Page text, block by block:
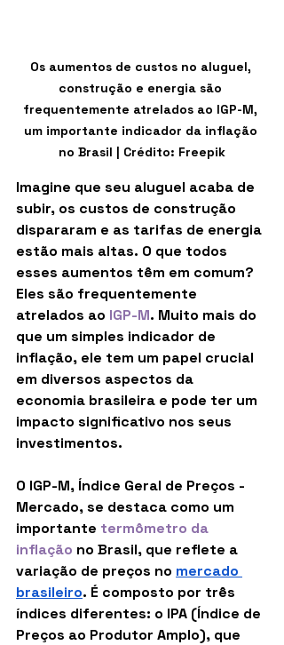
Os aumentos de custos no aluguel,
construção e energia são
frequentemente atrelados ao IGP-M,
um importante indicador da inflação
no Brasil | Crédito: Freepik
Imagine que seu aluguel acaba de
subir, os custos de construção
dispararam e as tarifas de energia
estão mais altas. O que todos
esses aumentos têm em comum?
Eles são frequentemente
atrelados ao IGP-M. Muito mais do
que um simples indicador de
inflação, ele tem um papel crucial
em diversos aspectos da
economia brasileira e pode ter um
impacto significativo nos seus
investimentos.
O IGP-M, Índice Geral de Preços -
Mercado, se destaca como um
importante termômetro da
inflação no Brasil, que reflete a
variação de preços no mercado
brasileiro. É composto por três
índices diferentes: o IPA (Índice de
Preços ao Produtor Amplo), que